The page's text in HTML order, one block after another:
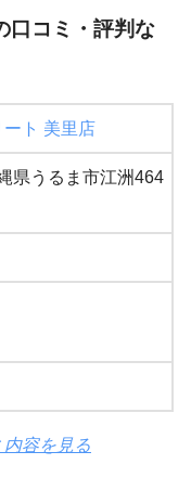
口コミ・評判な
ト 美里店
県うるま市江洲464
容を見る